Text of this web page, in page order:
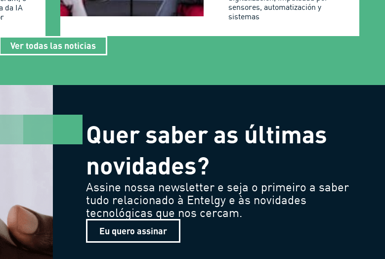
da IA
sensores, automatización y
sistemas
Ver todas las noticias
Quer saber as últimas
novidades?
Assine nossa newsletter e seja o primeiro a saber
tudo relacionado à Entelgy e às novidades
tecnológicas que nos cercam.
Eu quero assinar